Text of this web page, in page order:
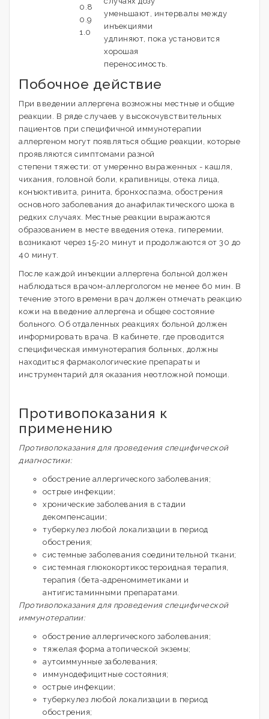
уменьшают, интервалы между
инъекциями
удлиняют, пока установится
хорошая
переносимость.
0.8
0.9
1.0
Побочное действие
При введении аллергена возможны местные и общие
реакции. В ряде случаев у высокочувствительных
пациентов при специфичной иммунотерапии
аллергеном могут появляться общие реакции, которые
проявляются симптомами разной
степени тяжести: от умеренно выраженных - кашля,
чихания, головной боли, крапивницы, отека лица,
конъюктивита, ринита, бронхоспазма, обострения
основного заболевания до анафилактического шока в
редких случаях. Местные реакции выражаются
образованием в месте введения отека, гиперемии,
возникают через 15-20 минут и продолжаются от 30 до
40 минут.
После каждой инъекции аллергена больной должен
наблюдаться врачом-аллергологом не менее 60 мин. В
течение этого времени врач должен отмечать реакцию
кожи на введение аллергена и общее состояние
больного. Об отдаленных реакциях больной должен
информировать врача. В кабинете, где проводится
специфическая иммунотерапия больных, должны
находиться фармакологические препараты и
инструментарий для оказания неотложной помощи.
Противопоказания к
применению
Противопоказания для проведения специфической
диагностики:
обострение аллергического заболевания;
острые инфекции;
хронические заболевания в стадии
декомпенсации;
туберкулез любой локализации в период
обострения;
системные заболевания соединительной ткани;
системная глюкокортикостероидная терапия,
терапия (бета-адреномиметиками и
антигистаминными препаратами.
Противопоказания для проведения специфической
иммунотерапии:
обострение аллергического заболевания;
тяжелая форма атопической экземы;
аутоиммунные заболевания;
иммунодефицитные состояния;
острые инфекции;
туберкулез любой локализации в период
обострения;